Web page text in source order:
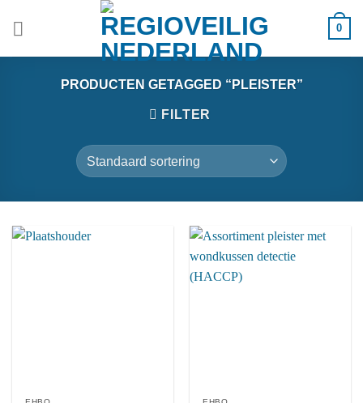
0
PRODUCTEN GETAGGED “PLEISTER”
FILTER